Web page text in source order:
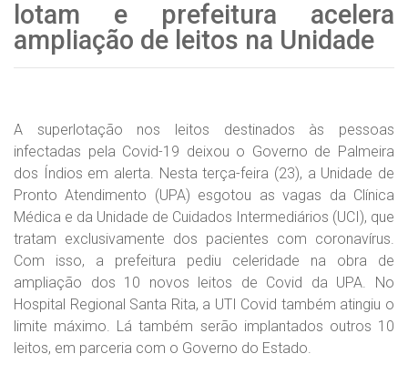
lotam e prefeitura acelera
ampliação de leitos na Unidade
A superlotação nos leitos destinados às pessoas
infectadas pela Covid-19 deixou o Governo de Palmeira
dos Índios em alerta. Nesta terça-feira (23), a Unidade de
Pronto Atendimento (UPA) esgotou as vagas da Clínica
Médica e da Unidade de Cuidados Intermediários (UCI), que
tratam exclusivamente dos pacientes com coronavírus.
Com isso, a prefeitura pediu celeridade na obra de
ampliação dos 10 novos leitos de Covid da UPA. No
Hospital Regional Santa Rita, a UTI Covid também atingiu o
limite máximo. Lá também serão implantados outros 10
leitos, em parceria com o Governo do Estado.